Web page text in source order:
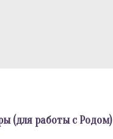
(для работы с Родом)